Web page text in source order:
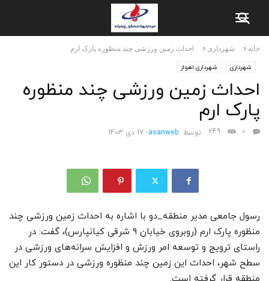
خانه شهرداری احداث زمین ورزشی چند منظوره پارک ارم
شهرداری شهرداری اهواز
احداث زمین ورزشی چند منظوره
پارک ارم
توسط asanweb
-17 دی 1403 0
249
رسول جامعی مدیر منطقه_دو با اشاره به احداث زمین ورزشی چند
منظوره پارک ارم (روبروی خیابان ۹ شرقی کیانپارس)، گفت: در
راستای ترویج و توسعه امر ورزش و افزایش سرانه‌های ورزشی در
سطح شهر، احداث این زمین چند منظوره ورزشی در دستور کار این